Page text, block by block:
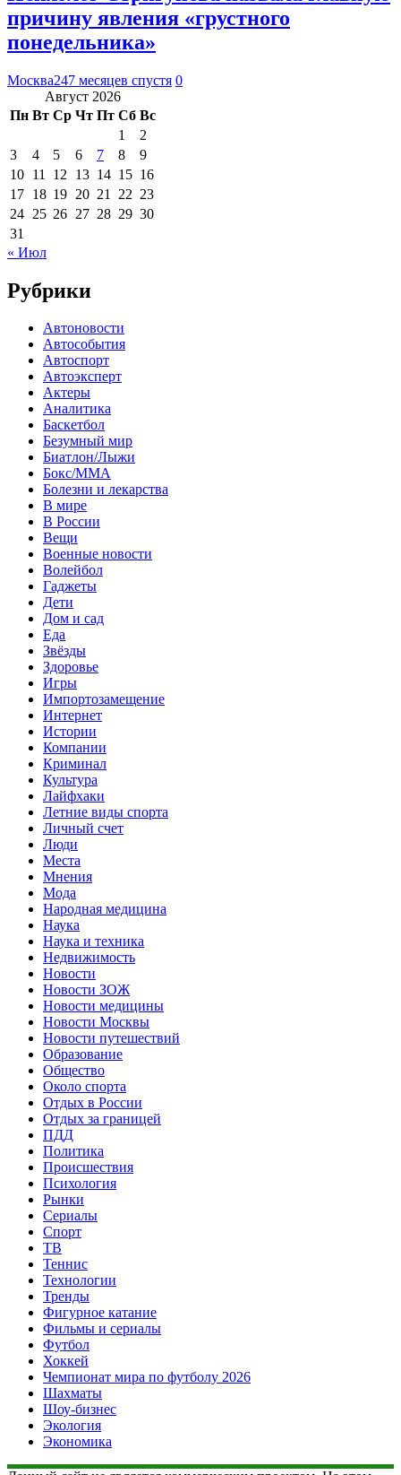
причину явления «грустного
понедельника»
Москва247 месяцев спустя 0
Август 2026
Пн Вт Ср Чт Пт Сб Вс
1
2
3
4 5 6 7 8
9
10 11 12 13 14 15 16
17 18 19 20 21 22 23
24 25 26 27 28 29 30
31
« Июл
Рубрики
Автоновости
Автособытия
Автоспорт
Автоэксперт
Актеры
Аналитика
Баскетбол
Безумный мир
Биатлон/Лыжи
Бокс/MMA
Болезни и лекарства
В мире
В России
Вещи
Военные новости
Волейбол
Гаджеты
Дети
Дом и сад
Еда
Звёзды
Здоровье
Игры
Импортозамещение
Интернет
Истории
Компании
Криминал
Культура
Лайфхаки
Летние виды спорта
Личный счет
Люди
Места
Мнения
Мода
Народная медицина
Наука
Наука и техника
Недвижимость
Новости
Новости ЗОЖ
Новости медицины
Новости Москвы
Новости путешествий
Образование
Общество
Около спорта
Отдых в России
Отдых за границей
ПДД
Политика
Происшествия
Психология
Рынки
Сериалы
Спорт
ТВ
Теннис
Технологии
Тренды
Фигурное катание
Фильмы и сериалы
Футбол
Хоккей
Чемпионат мира по футболу 2026
Шахматы
Шоу-бизнес
Экология
Экономика